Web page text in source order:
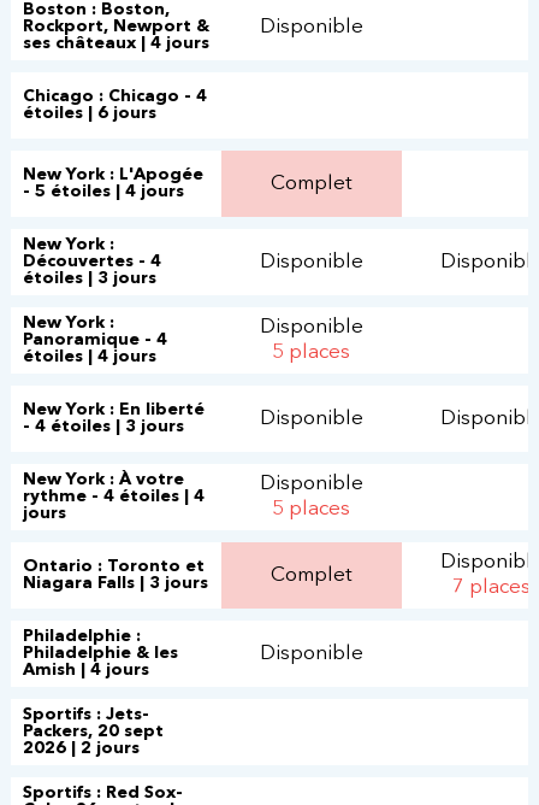
Boston : Boston,
Rockport, Newport &
ses châteaux | 4 jours
Chicago : Chicago - 4
étoiles | 6 jours
New York : L'Apogée
- 5 étoiles | 4 jours
New York :
Découvertes - 4
étoiles | 3 jours
New York :
Panoramique - 4
étoiles | 4 jours
New York : En liberté
- 4 étoiles | 3 jours
New York : À votre
rythme - 4 étoiles | 4
jours
Ontario : Toronto et
Niagara Falls | 3 jours
Philadelphie :
Philadelphie & les
Amish | 4 jours
Sportifs : Jets-
Packers, 20 sept
2026 | 2 jours
Sportifs : Red Sox-
Disponible
Complet
Disponible
Disponible
5 places
Disponible
Disponible
5 places
Complet
7 places
Disponible